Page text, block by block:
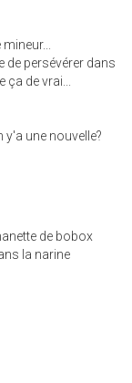
de persévérer dans
de vrai...
y'a une nouvelle?
de bobox
la narine